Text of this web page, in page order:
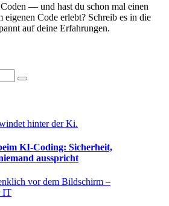
— und hast du schon mal einen
eigenen Code erlebt? Schreib es in die
auf deine Erfahrungen.
KI-Coding: Sicherheit,
ausspricht